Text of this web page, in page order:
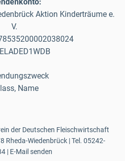
Aktion Kinderträume e.
V.
Name
der Deutschen Fleischwirtschaft
Rheda-Wiedenbrück | Tel. 05242-
| E-Mail senden